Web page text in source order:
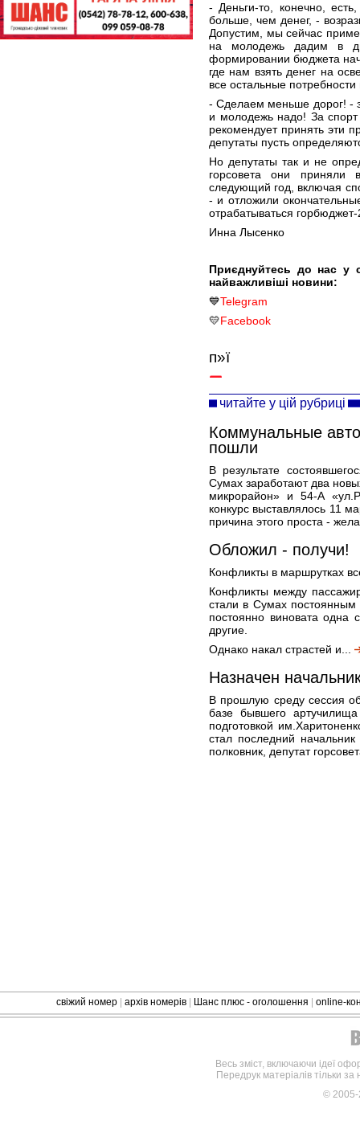
- Деньги-то, конечно,
больше, чем денег, -
Допустим, мы сейчас
на молодежь дадим в
формировании бюджета
где нам взять денег на
все остальные потребности
- Сделаем меньше дорог! -
и молодежь надо! За
рекомендует принять эти
депутаты пусть
Но депутаты так и не
горсовета они приняли
следующий год, включая
- и отложили
отрабатываться
Инна Лысенко
Приєднуйтесь до нас у
найважливіші новини:
💙Telegram
💛Facebook
п»ї
читайте у цій рубриці
Коммунальные
пошли
В результате
Сумах заработают два
микрорайон» и 54-А
конкурс выставлялось 11
причина этого проста -
Обложил - получи!
Конфликты в маршрутках
Конфликты между
стали в Сумах постоянным
постоянно виновата одна
другие.
Однако накал страстей и...
Назначен
В прошлую среду сессия
базе бывшего
подготовкой
стал последний
полковник, депутат
свіжий номер архів номерів Шанс плюс - оголошення online-
Весь зміст, включаючи ідеї
Передрук матеріалів тільки
©